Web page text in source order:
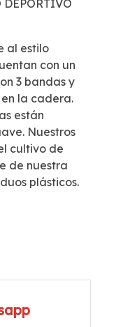
DEPORTIVO
al estilo
con un
3 bandas y
la cadera.
están
Nuestros
cultivo de
de nuestra
plásticos.